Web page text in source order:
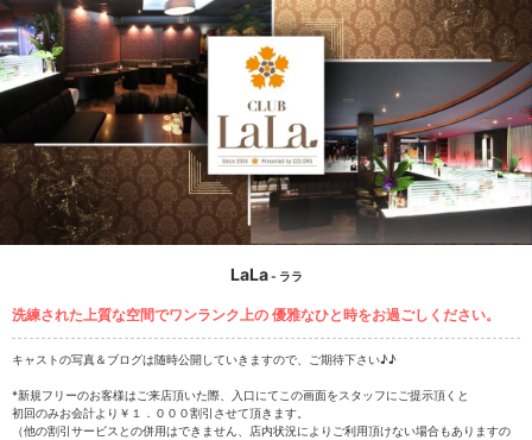
LaLa- ララ
洗練された上質な空間でワンランク上の 優雅なひと時をお過ごしください。
キャストの写真＆ブログは随時公開していきますので、ご期待下さい♪♪
*新規フリーのお客様はご来店頂いた際、入口にてこの画面をスタッフにご提示頂くと
初回のみお会計より￥１．０００割引させて頂きます。
（他の割引サービスとの併用はできません、店内状況によりご利用頂けない場合もありますの